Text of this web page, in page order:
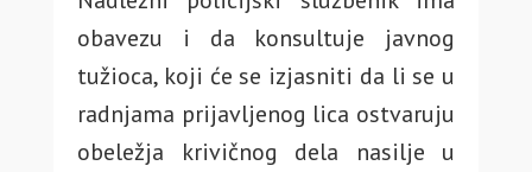
obavezu i da konsultuje javnog
tužioca, koji će se izjasniti da li se u
radnjama prijavljenog lica ostvaruju
obeležja krivičnog dela nasilje u